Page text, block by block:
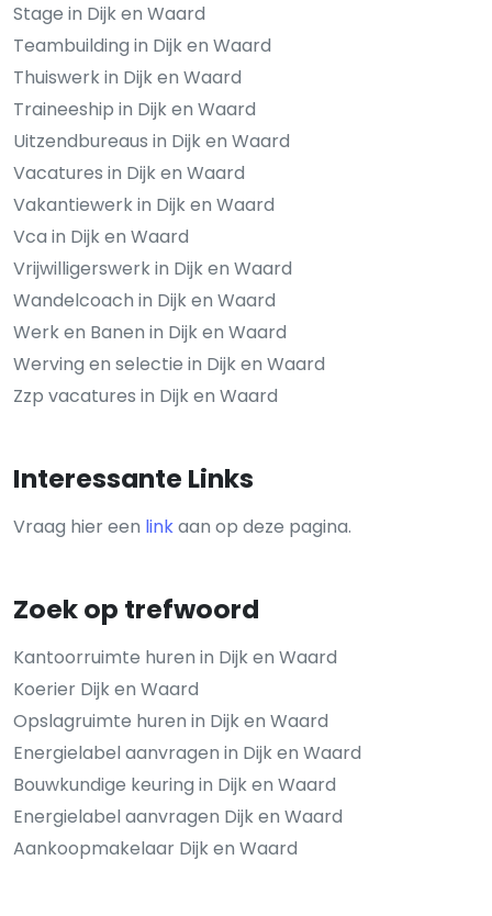
Stage in Dijk en Waard
Teambuilding in Dijk en Waard
Thuiswerk in Dijk en Waard
Traineeship in Dijk en Waard
Uitzendbureaus in Dijk en Waard
Vacatures in Dijk en Waard
Vakantiewerk in Dijk en Waard
Vca in Dijk en Waard
Vrijwilligerswerk in Dijk en Waard
Wandelcoach in Dijk en Waard
Werk en Banen in Dijk en Waard
Werving en selectie in Dijk en Waard
Zzp vacatures in Dijk en Waard
Interessante Links
Vraag hier een linkaan op deze pagina.
Zoek op trefwoord
Kantoorruimte huren in Dijk en Waard
Koerier Dijk en Waard
Opslagruimte huren in Dijk en Waard
Energielabel aanvragen in Dijk en Waard
Bouwkundige keuring in Dijk en Waard
Energielabel aanvragen Dijk en Waard
Aankoopmakelaar Dijk en Waard